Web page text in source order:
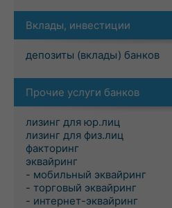
Вклады, инвестиции
депозиты (вклады) банков
Прочие услуги банков
лизинг для юр.лиц
лизинг для физ.лиц
факторинг
эквайринг
- мобильный эквайринг
- торговый эквайринг
- интернет-эквайринг